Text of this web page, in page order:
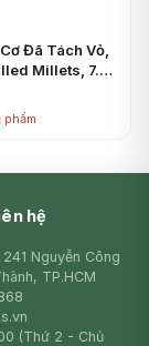
Đã Tách Vỏ,
Millets, 7.05
phẩm
hệ
Nguyễn Công
TP.HCM
(Thứ 2 - Chủ